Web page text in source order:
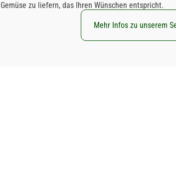
Gemüse zu liefern, das Ihren Wünschen entspricht.
Mehr Infos zu unserem